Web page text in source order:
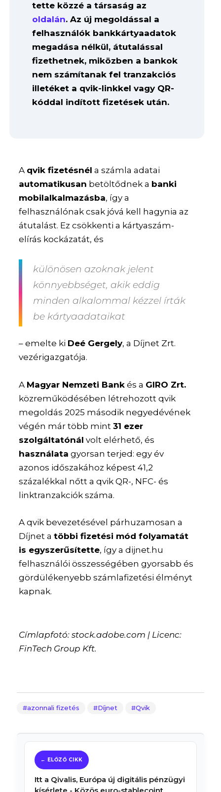
tette közzé a társaság az
oldalán. Az új megoldással a
felhasználók bankkártyaadatok
megadása nélkül, átutalással
fizethetnek, miközben a bankok
nem számítanak fel tranzakciós
illetéket a qvik-linkkel vagy QR-
kóddal indított fizetések után.
A qvik fizetésnél a számla adatai
automatikusan betöltődnek a banki
mobilalkalmazásba, így a
felhasználónak csak jóvá kell hagynia az
átutalást. Ez csökkenti a kártyaszám-
elírás kockázatát, és
különösen azoknak jelent
könnyebbséget, akik eddig
minden alkalommal kézzel írták
be kártyaadataikat
– emelte ki Deé Gergely, a Díjnet Zrt.
vezérigazgatója.
A Magyar Nemzeti Bank és a GIRO Zrt.
közreműködésében létrehozott qvik
megoldás 2025 második negyedévének
végén már több mint31 ezer
szolgáltatónál volt elérhető, és
használata gyorsan terjed: egy év
azonos időszakához képest 41,2
százalékkal nőtt a qvik QR-, NFC- és
linktranzakciók száma.
A qvik bevezetésével párhuzamosan a
Díjnet atöbbi fizetési mód folyamatát
is egyszerűsítette, így a dijnet.hu
felhasználói összességében gyorsabb és
gördülékenyebb számlafizetési élményt
kapnak.
Címlapfotó: stock.adobe.com | Licenc:
FinTech Group Kft.
azonnali fizetés Díjnet Qvik
Itt a Qivalis, Európa új digitális pénzügyi
kísérlete - Közös euro-stablecoint